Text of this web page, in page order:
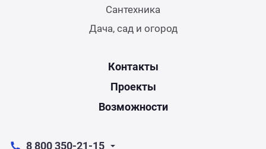
Сантехника
Дача, сад и огород
Контакты
Проекты
Возможности
8 800 350-21-15